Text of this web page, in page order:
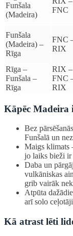
Funšala
(Madeira)
FNC
Funšala
(Madeira) –
Rīga
FNC
RIX
Rīga –
Funšala –
Rīga
RIX –
FNC
RIX
Kāpēc Madeira
Bez
Funšalā un
Maigs klimats
jo laiks bieži ir
Daba un
vulkāniskas
grib vairāk
Atpūta
arī solo
Kā atrast lēti